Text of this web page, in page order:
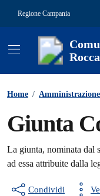
Regione Campania
Home / Amministrazione
Giunta
La giunta, nominata dal
ad essa attribuite dalla
Condividi